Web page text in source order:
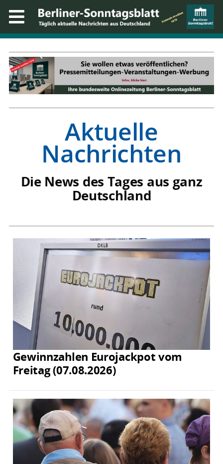
Aktuelle
Nachrichten
Die News des Tages aus ganz
Deutschland
Gewinnzahlen Eurojackpot vom
Freitag (07.08.2026)